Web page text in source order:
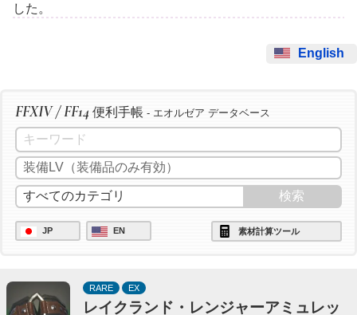
した。
English
FFXIV / FF14 便利手帳 - エオルゼア データベース
JP EN 素材計算ツール
RARE EX
レイクランド・レンジャーアミュレッ